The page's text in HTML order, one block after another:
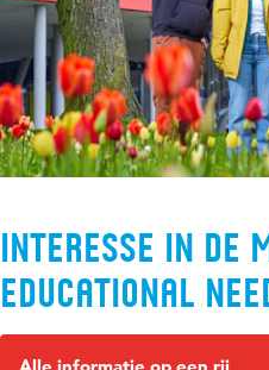
een erkend havo- of vwo-
Nederlands.
Wil je meer weten? Kijk dan
.Let op:deze
masterprogramma is
Interesse in de
educational
Alle informatie op een rij